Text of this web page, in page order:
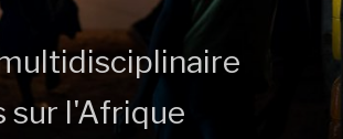
sur l'Afrique